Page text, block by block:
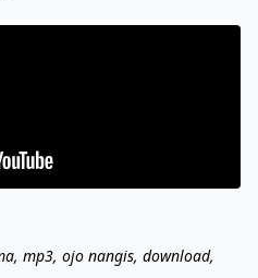
mp3, ojo nangis, download,